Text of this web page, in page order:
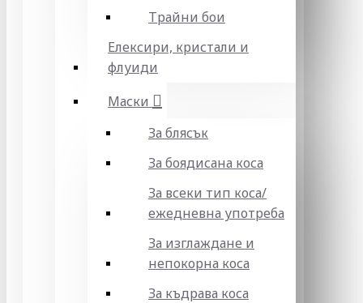
Трайни бои
Елексири, кристали и
флуиди
Маски
За блясък
За боядисана коса
За всеки тип коса/
ежедневна употреба
За изглаждане и
непокорна коса
За къдрава коса